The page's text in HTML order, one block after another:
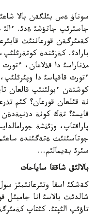
سوناؤ ةس بئلگةن بالا
جاسئرئپ جاتؤشئ ةدئ.
كةمئرگةن قورعاننئث
بارادئ. كةزئندة
مذناراسئ دا قذلاعان،
ءتورت قاقپاسئ دا
كوشتةن ءبولئنئپ قالعان
نة قئلعان قورعان؟ كئم
قايسئ؟ تةك كونة دذنيةدةن
پاراقتاپ، وزئثشة
جوتاسئنئث ةتةگئندة
سئرئ بةيمالئم...
بالالئق شاققا ساياحات
كةشكئ اسقا وتئرعانئمئز
شالدئث بالاسئ انا جامبئل
تاؤئپ الئپتئ. كئتاپ